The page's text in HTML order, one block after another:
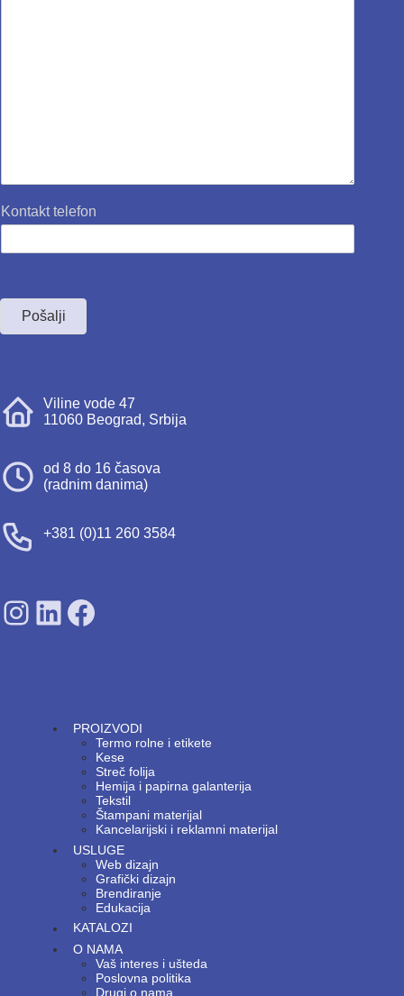
Kontakt telefon
Pošalji
Viline vode 47
11060 Beograd, Srbija
od 8 do 16 časova
(radnim danima)
+381 (0)11 260 3584
SDPS on Instagram
SDPS on Lunkedin
SDPS on Facebook
PROIZVODI
Termo rolne i etikete
Kese
Streč folija
Hemija i papirna galanterija
Tekstil
Štampani materijal
Kancelarijski i reklamni materijal
USLUGE
Web dizajn
Grafički dizajn
Brendiranje
Edukacija
KATALOZI
O NAMA
Vaš interes i ušteda
Poslovna politika
Drugi o nama